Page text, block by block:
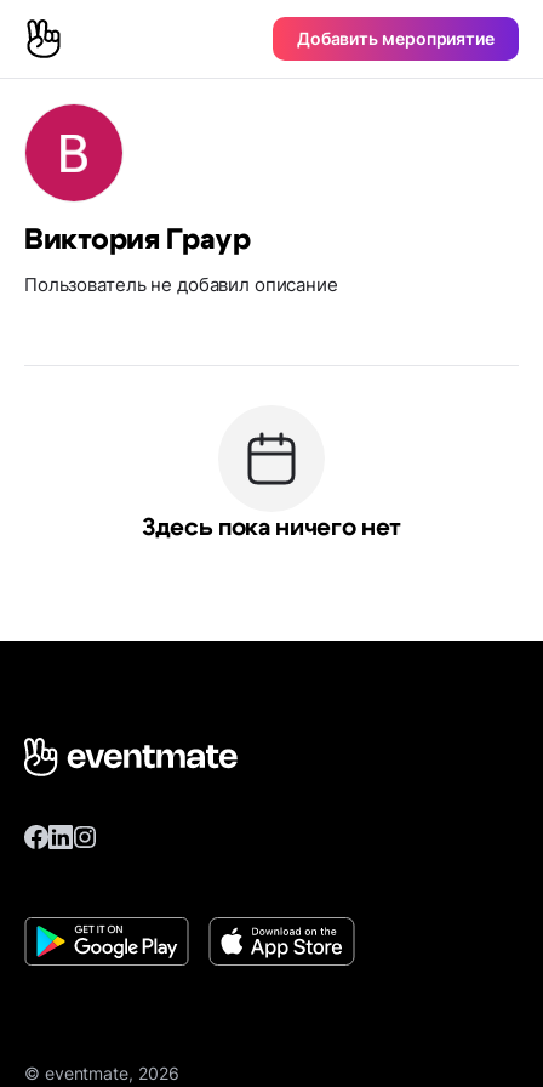
Добавить мероприятие
Виктория Граур
Пользователь не добавил описание
Здесь пока ничего нет
© eventmate, 2026